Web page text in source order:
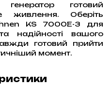
готовий
живлення. Оберіть
KS 7000E-3 для
надійності вашого
готовий прийти
момент.